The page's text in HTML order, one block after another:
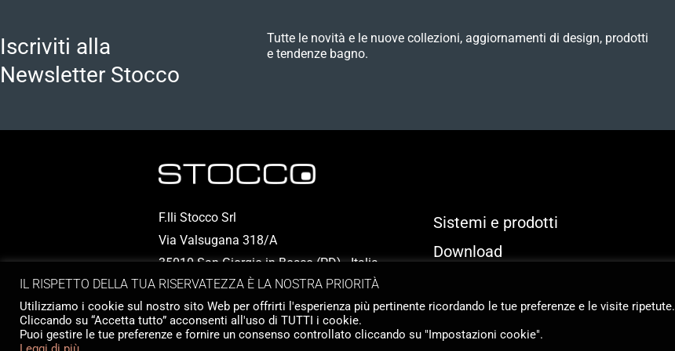
Iscriviti alla
Newsletter Stocco
Tutte le novità e le nuove collezioni, aggiornamenti di design, prodotti
e tendenze bagno.
F.lli Stocco Srl
Via Valsugana 318/A
35010 San Giorgio in Bosco (PD) - Italia
P.IVA 00324950286
Sistemi e prodotti
Download
Contatti
IL RISPETTO DELLA TUA RISERVATEZZA È LA NOSTRA PRIORITÀ
Utilizziamo i cookie sul nostro sito Web per offrirti l'esperienza più pertinente ricordando le tue preferenze e le visite ripetute.
Cliccando su “Accetta tutto” acconsenti all'uso di TUTTI i cookie.
Puoi gestire le tue preferenze e fornire un consenso controllato cliccando su "Impostazioni cookie".